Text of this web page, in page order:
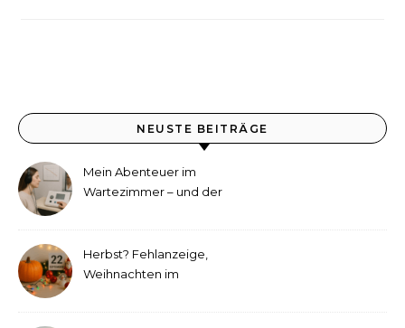
NEUSTE BEITRÄGE
Mein Abenteuer im
Wartezimmer – und der
Herbst? Fehlanzeige,
Weihnachten im